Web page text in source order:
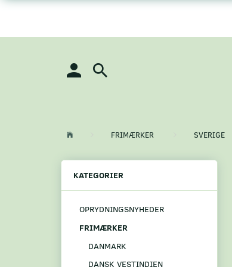
FRIMÆRKER SVERIGE
KATEGORIER
OPRYDNINGSNYHEDER
FRIMÆRKER
DANMARK
DANSK VESTINDIEN